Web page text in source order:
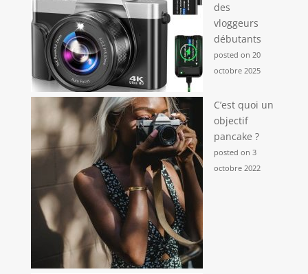
des
vloggeurs
débutants
posted on 20
octobre 2025
C’est quoi un
objectif
pancake ?
posted on 3
octobre 2022